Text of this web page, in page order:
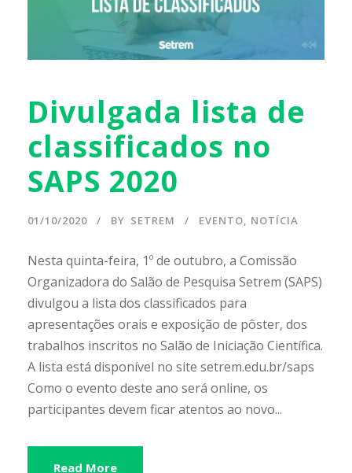
Divulgada lista de
classificados no
SAPS 2020
01/10/2020 BY SETREM EVENTO, NOTÍCIA
Nesta quinta-feira, 1º de outubro, a Comissão
Organizadora do Salão de Pesquisa Setrem (SAPS)
divulgou a lista dos classificados para
apresentações orais e exposição de pôster, dos
trabalhos inscritos no Salão de Iniciação Científica.
A lista está disponível no site setrem.edu.br/saps
Como o evento deste ano será online, os
participantes devem ficar atentos ao novo...
Read More